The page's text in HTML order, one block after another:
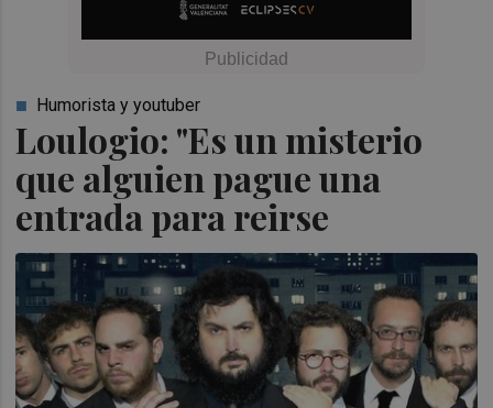
Loulogio: "Es un misterio
que alguien pague una
entrada para reirse
Humorista y youtuber